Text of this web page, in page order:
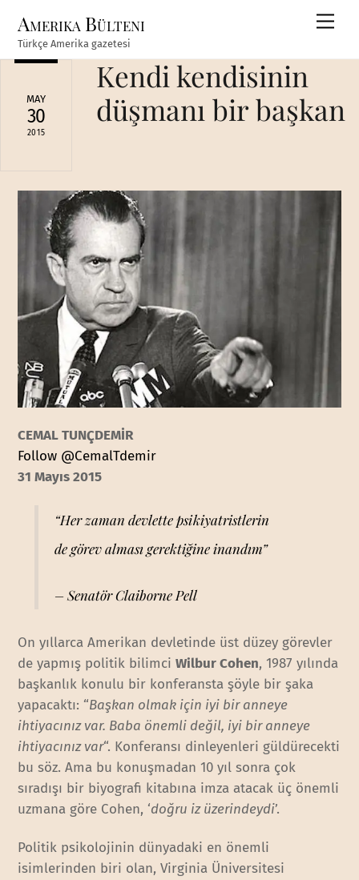
content
Amerika Bülteni
Türkçe Amerika gazetesi
MAY
30
2015
Kendi kendisinin
düşmanı bir başkan
CEMAL TUNÇDEMİR
Follow @CemalTdemir
31 Mayıs 2015
“Her zaman devlette psikiyatristlerin
de görev alması gerektiğine inandım”
– Senatör Claiborne Pell
On yıllarca Amerikan devletinde üst düzey görevler
de yapmış politik bilimciWilbur Cohen, 1987 yılında
başkanlık konulu bir konferansta şöyle bir şaka
yapacaktı: “Başkan olmak için iyi bir anneye
ihtiyacınız var. Baba önemli değil, iyi bir anneye
ihtiyacınız var“. Konferansı dinleyenleri güldürecekti
bu söz. Ama bu konuşmadan 10 yıl sonra çok
sıradışı bir biyografi kitabına imza atacak üç önemli
uzmana göre Cohen, ‘doğru iz üzerindeydi’.
Politik psikolojinin dünyadaki en önemli
isimlerinden biri olan, Virginia Üniversitesi